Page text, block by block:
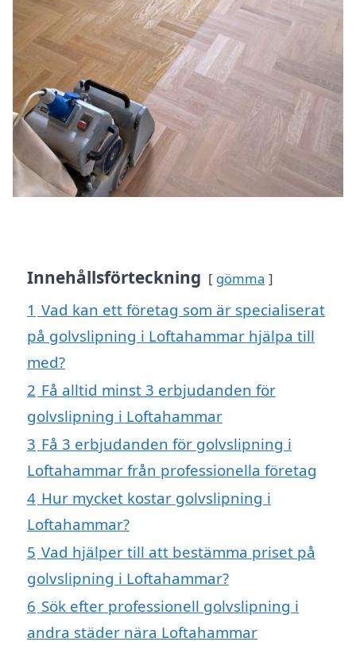
Innehållsförteckning gömma
1 Vad kan ett företag som är specialiserat
på golvslipning i Loftahammar hjälpa till
med?
2 Få alltid minst 3 erbjudanden för
golvslipning i Loftahammar
3 Få 3 erbjudanden för golvslipning i
Loftahammar från professionella företag
4 Hur mycket kostar golvslipning i
Loftahammar?
5 Vad hjälper till att bestämma priset på
golvslipning i Loftahammar?
6 Sök efter professionell golvslipning i
andra städer nära Loftahammar